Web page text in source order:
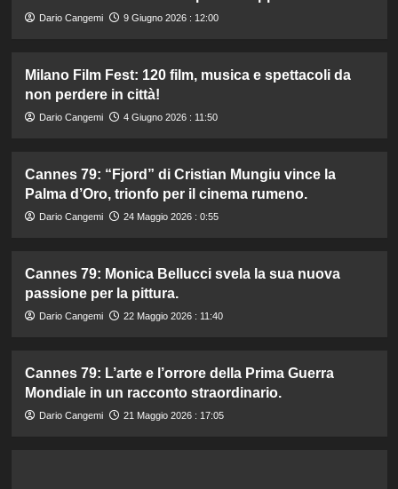
Dario Cangemi 9 Giugno 2026 : 12:00
Milano Film Fest: 120 film, musica e spettacoli da
non perdere in città!
Dario Cangemi 4 Giugno 2026 : 11:50
Cannes 79: “Fjord” di Cristian Mungiu vince la
Palma d’Oro, trionfo per il cinema rumeno.
Dario Cangemi 24 Maggio 2026 : 0:55
Cannes 79: Monica Bellucci svela la sua nuova
passione per la pittura.
Dario Cangemi 22 Maggio 2026 : 11:40
Cannes 79: L’arte e l’orrore della Prima Guerra
Mondiale in un racconto straordinario.
Dario Cangemi 21 Maggio 2026 : 17:05